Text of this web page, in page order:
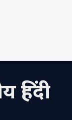
हिंदी